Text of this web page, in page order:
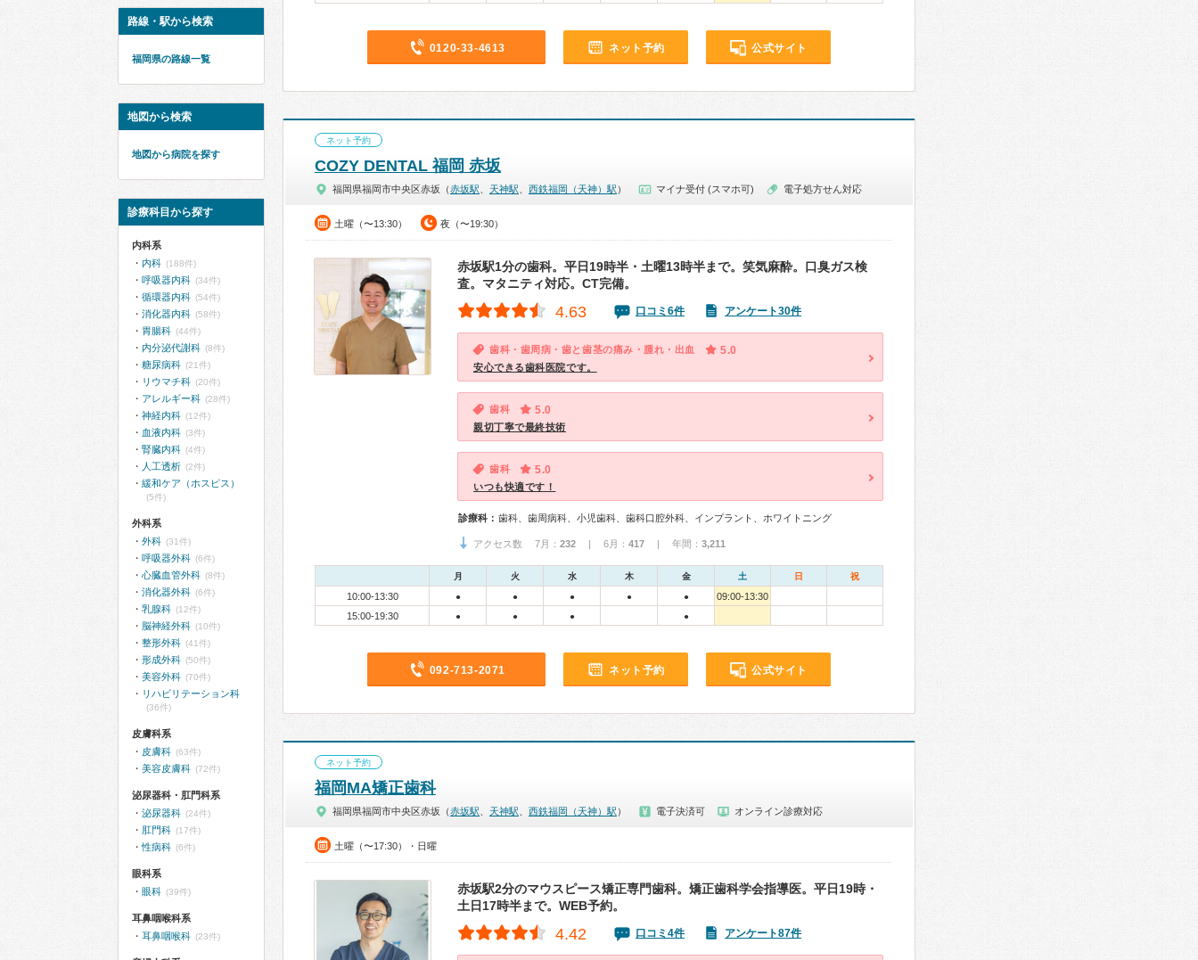
0120-33-4613 ネット予約 公式サイト
ネット予約
COZY DENTAL 福岡 赤坂
福岡県福岡市中央区赤坂（赤坂駅 天神駅 西鉄福岡（天神）駅 ） マイナ受付 (スマホ可) 電子処方せん対応
土曜（〜13:30） 夜（〜19:30）
赤坂駅1分の歯科。平日19時半・土曜13時半まで。笑気麻酔。口臭ガス検
査。マタニティ対応。CT完備。
4.63 口コミ6件 アンケート30件
歯科・歯周病・歯と歯茎の痛み・腫れ・出血 5.0
安心できる歯科医院です。
歯科 5.0
親切丁寧で最終技術
歯科 5.0
いつも快適です！
診療科： 歯科、歯周病科、小児歯科、歯科口腔外科、インプラント、ホワイトニング
アクセス数 7月： 232 | 6月： 417 | 年間： 3,211
月 火 水 木 金 土 日 祝
10:00-13:30 ● ● ● ● ●
09:00-13:30
15:00-19:30
● ● ● ●
092-713-2071 ネット予約 公式サイト
ネット予約
福岡MA矯正歯科
福岡県福岡市中央区赤坂（赤坂駅 天神駅 西鉄福岡（天神）駅 ） 電子決済可 オンライン診療対応
土曜（〜17:30）・日曜
赤坂駅2分のマウスピース矯正専門歯科。矯正歯科学会指導医。平日19時・
土日17時半まで。WEB予約。
4.42 口コミ4件 アンケート87件
路線・駅から検索
福岡県の路線一覧
地図から検索
地図から病院を探す
診療科目から探す
内科系
内科 (188件)
呼吸器内科 (34件)
循環器内科 (54件)
消化器内科 (58件)
胃腸科 (44件)
内分泌代謝科 (8件)
糖尿病科 (21件)
リウマチ科 (20件)
アレルギー科 (28件)
神経内科 (12件)
血液内科 (3件)
腎臓内科 (4件)
人工透析 (2件)
緩和ケア（ホスピス）
(5件)
外科系
外科 (31件)
呼吸器外科 (6件)
心臓血管外科 (8件)
消化器外科 (6件)
乳腺科 (12件)
脳神経外科 (10件)
整形外科 (41件)
形成外科 (50件)
美容外科 (70件)
リハビリテーション科
(36件)
皮膚科系
皮膚科 (63件)
美容皮膚科 (72件)
泌尿器科・肛門科系
泌尿器科 (24件)
肛門科 (17件)
性病科 (6件)
眼科系
眼科 (39件)
耳鼻咽喉科系
耳鼻咽喉科 (23件)